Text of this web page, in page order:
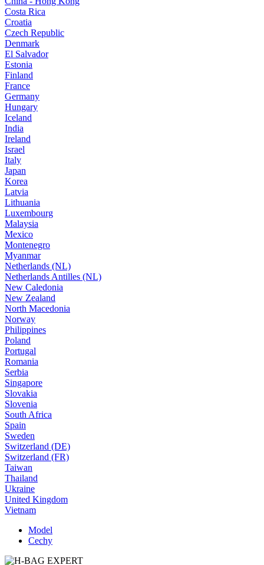
Costa Rica
Croatia
Czech Republic
Denmark
El Salvador
Estonia
Finland
France
Germany
Hungary
Iceland
India
Ireland
Israel
Italy
Japan
Korea
Latvia
Lithuania
Luxembourg
Malaysia
Mexico
Montenegro
Myanmar
Netherlands (NL)
Netherlands Antilles (NL)
New Caledonia
New Zealand
North Macedonia
Norway
Philippines
Poland
Portugal
Romania
Serbia
Singapore
Slovakia
Slovenia
South Africa
Spain
Sweden
Switzerland (DE)
Switzerland (FR)
Taiwan
Thailand
Ukraine
United Kingdom
Vietnam
Model
Cechy